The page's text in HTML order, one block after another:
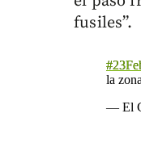
fusiles”.
la
— El